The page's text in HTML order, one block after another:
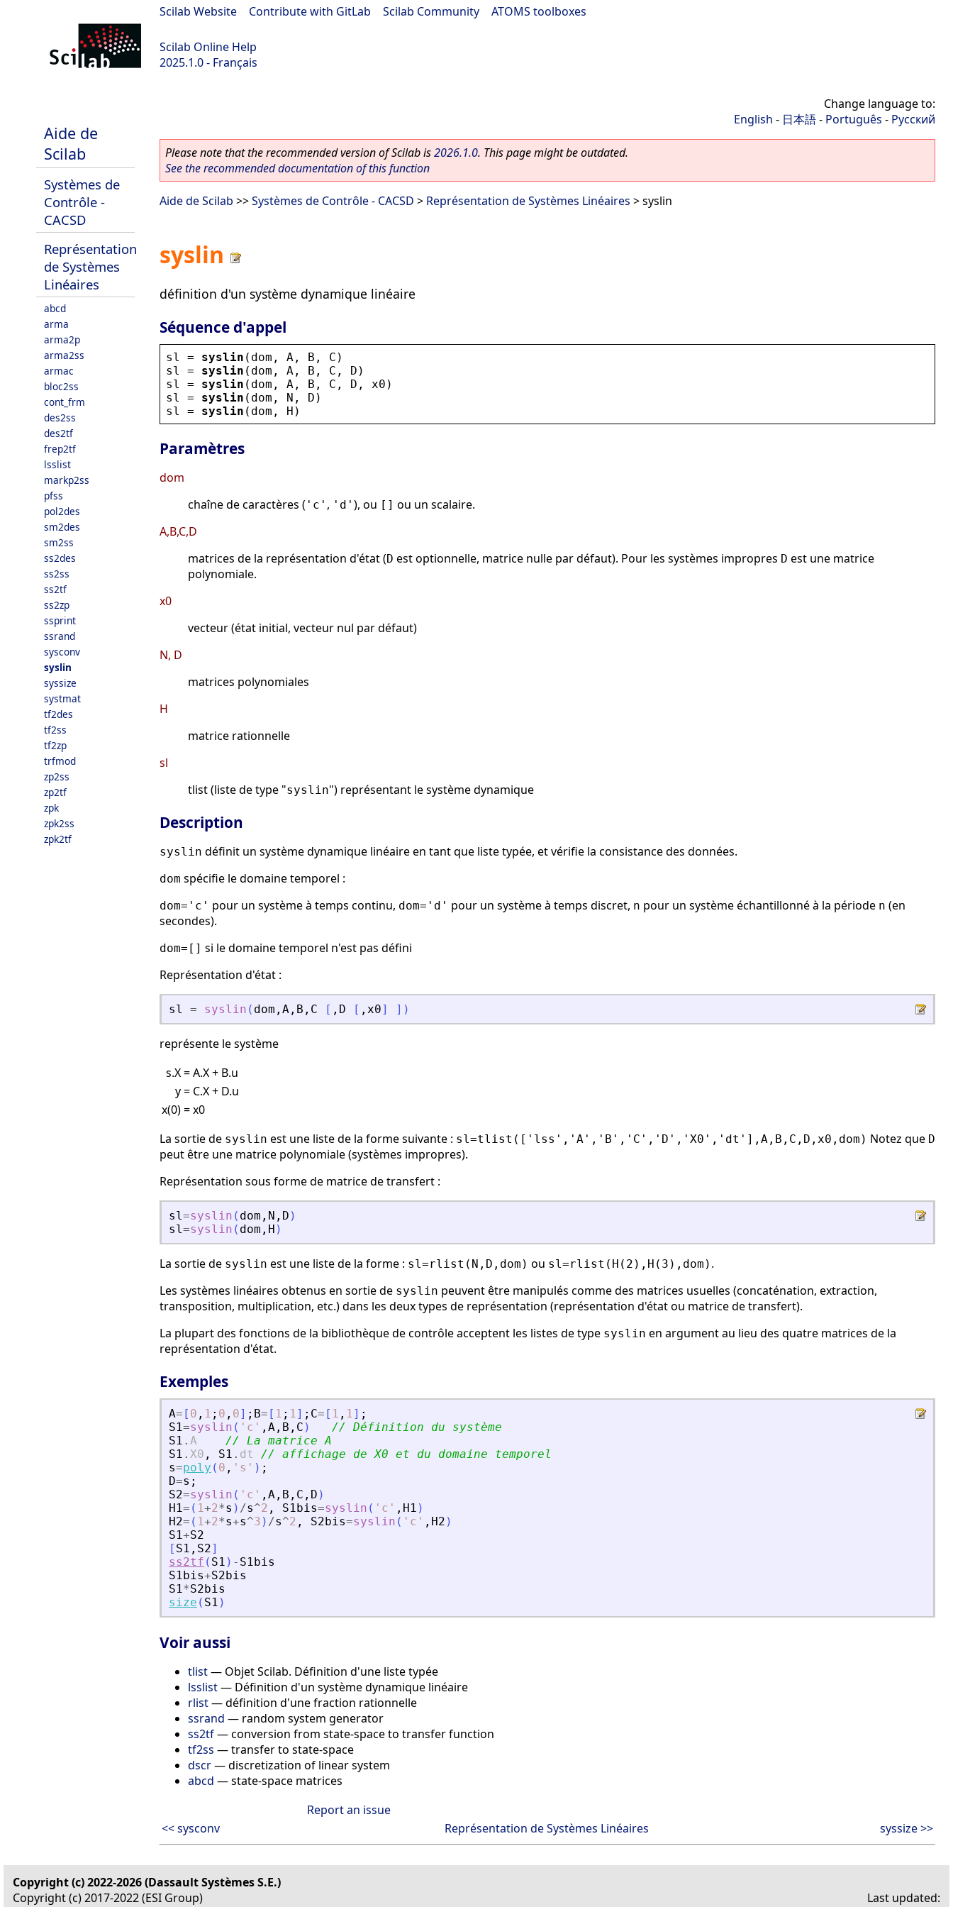
Scilab Website Contribute with GitLab Scilab Community ATOMS toolboxes
Scilab Online Help
2025.1.0 - Français
Aide de
Scilab
Systèmes de
Contrôle -
CACSD
Représentation
de Systèmes
Linéaires
abcd
arma
arma2p
arma2ss
armac
bloc2ss
cont_frm
des2ss
des2tf
frep2tf
lsslist
markp2ss
pfss
pol2des
sm2des
sm2ss
ss2des
ss2ss
ss2tf
ss2zp
ssprint
ssrand
sysconv
syslin
syssize
systmat
tf2des
tf2ss
tf2zp
trfmod
zp2ss
zp2tf
zpk
zpk2ss
zpk2tf
Change language to:
English - 日本語- Português - Русский
Please note that the recommended version of Scilab is2026.1.0. This page might be outdated.
See the recommended documentation of this function
Aide de Scilab >>Systèmes de Contrôle - CACSD > Représentation de Systèmes Linéaires > syslin
syslin
définition d'un système dynamique linéaire
Séquence d'appel
sl = syslin ( dom , A , B , C )
sl
= syslin ( dom , A , B , C , D )
sl
= syslin ( dom , A , B , C , D , x0 )
sl
= syslin ( dom , N , D )
sl
= syslin ( dom , H )
Paramètres
dom
chaîne de caractères ( 'c' , 'd' ), ou [] ou un scalaire.
A,B,C,D
matrices de la représentation d'état (D est optionnelle, matrice nulle par défaut). Pour les systèmes impropres D est une matrice
polynomiale.
x0
vecteur (état initial, vecteur nul par défaut)
N, D
matrices polynomiales
H
matrice rationnelle
sl
tlist (liste de type "syslin") représentant le système dynamique
Description
syslin définit un système dynamique linéaire en tant que liste typée, et vérifie la consistance des données.
dom spécifie le domaine temporel :
dom='c' pour un système à temps continu, dom='d' pour un système à temps discret, n pour un système échantillonné à la période n (en
secondes).
dom=[] si le domaine temporel n'est pas défini
Représentation d'état :
sl = syslin ( dom , A , B , C [ , D [ , x0] ] )
représente le système
s.X= A.X + B.u
y= C.X + D.u
x(0)= x0
La sortie de syslin est une liste de la forme suivante : sl=tlist(['lss','A','B','C','D','X0','dt'],A,B,C,D,x0,dom) Notez que D
peut être une matrice polynomiale (systèmes impropres).
Représentation sous forme de matrice de transfert :
sl=syslin ( dom , N , D )
sl=syslin ( dom , H )
La sortie de syslin est une liste de la forme : sl=rlist(N,D,dom) ou sl=rlist(H(2),H(3),dom) .
Les systèmes linéaires obtenus en sortie de syslin peuvent être manipulés comme des matrices usuelles (concaténation, extraction,
transposition, multiplication, etc.) dans les deux types de représentation (représentation d'état ou matrice de transfert).
La plupart des fonctions de la bibliothèque de contrôle acceptent les listes de type syslin en argument au lieu des quatre matrices de la
représentation d'état.
Exemples
A= [ 0 , 1 ; 0 , 0] ; B= [ 1 ; 1] ; C= [ 1 , 1] ;
S1=syslin ( ' c ' , A , B , C )
// Définition du système
S1 . A
// La matrice A
S1 . X0 , S1 . dt
// affichage de X0 et du domaine temporel
s=poly ( 0 , ' s ' ) ;
D=s ;
S2=syslin ( ' c ' , A , B , C , D )
H1= ( 1+2*s ) /s^2 , S1bis=syslin ( ' c ' , H1 )
H2= ( 1+2*s+s^3 ) /s^2 , S2bis=syslin ( ' c ' , H2 )
S1+S2
[ S1 , S2]
ss2tf ( S1 ) - S1bis
S1bis+S2bis
S1*S2bis
size ( S1 )
Voir aussi
tlist— Objet Scilab. Définition d'une liste typée
lsslist— Définition d'un système dynamique linéaire
rlist— définition d'une fraction rationnelle
ssrand — random system generator
ss2tf— conversion from state-space to transfer function
tf2ss — transfer to state-space
dscr— discretization of linear system
abcd — state-space matrices
Report an issue
<< sysconv
Représentation de Systèmes Linéaires syssize >>
Copyright (c) 2022-2026 (Dassault Systèmes S.E.)
Copyright (c) 2017-2022 (ESI Group)
Last updated: